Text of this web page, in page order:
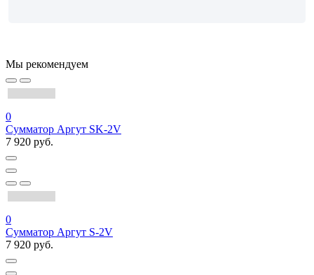
Мы рекомендуем
0
Сумматор Аргут SK-2V
7 920 руб.
0
Сумматор Аргут S-2V
7 920 руб.